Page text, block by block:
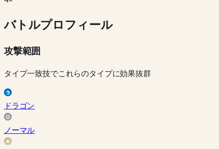
バトルプロフィール
攻撃範囲
タイプ一致技でこれらのタイプに効果抜群
ドラゴン
ノーマル